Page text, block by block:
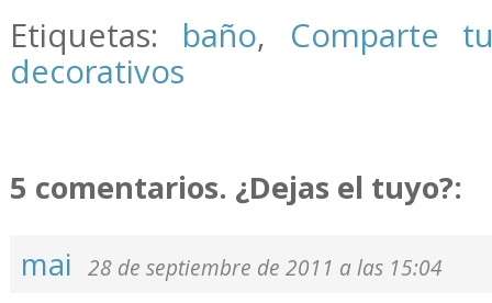
Etiquetas: baño, Comparte
decorativos
5 comentarios. ¿Dejas el tuyo?:
mai
28 de septiembre de 2011 a las 15:04